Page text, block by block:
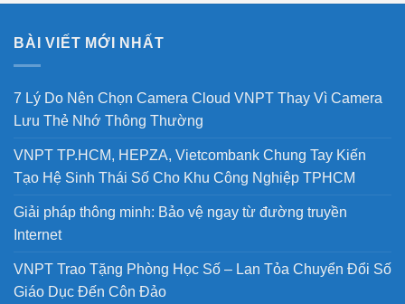
BÀI VIẾT MỚI NHẤT
7 Lý Do Nên Chọn Camera Cloud VNPT Thay Vì Camera
Lưu Thẻ Nhớ Thông Thường
VNPT TP.HCM, HEPZA, Vietcombank Chung Tay Kiến
Tạo Hệ Sinh Thái Số Cho Khu Công Nghiệp TPHCM
Giải pháp thông minh: Bảo vệ ngay từ đường truyền
Internet
VNPT Trao Tặng Phòng Học Số – Lan Tỏa Chuyển Đổi Số
Giáo Dục Đến Côn Đảo